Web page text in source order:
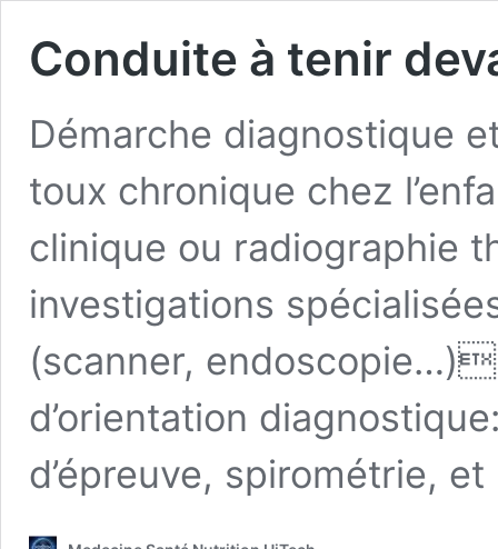
Conduite à tenir
Démarche diagnostique
toux chronique chez
clinique ou radiographie
investigations
(scanner,
d’orientation
d’épreuve, spirométrie,